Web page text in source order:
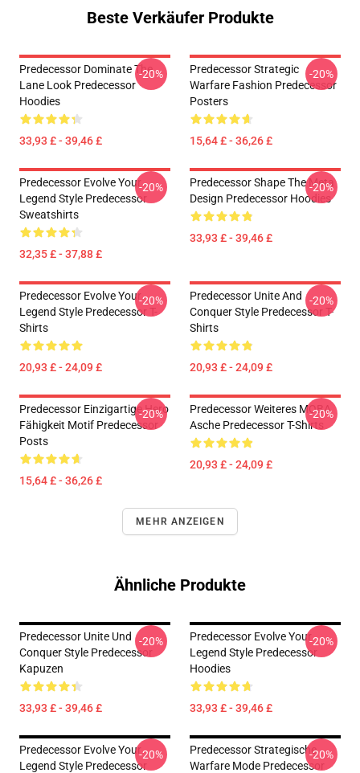
Beste Verkäufer Produkte
Predecessor Dominate The
Lane Look Predecessor
Hoodies
33,93 £ - 39,46 £
-20%
Predecessor Strategic
Warfare Fashion Predecessor
Posters
15,64 £ - 36,26 £
-20%
Predecessor Evolve Your
Legend Style Predecessor
Sweatshirts
32,35 £ - 37,88 £
-20%
Predecessor Shape The Meta
Design Predecessor Hoodies
33,93 £ - 39,46 £
-20%
Predecessor Evolve Your
Legend Style Predecessor T-
Shirts
20,93 £ - 24,09 £
-20%
Predecessor Unite And
Conquer Style Predecessor T-
Shirts
20,93 £ - 24,09 £
-20%
Predecessor Einzigartige Hero
Fähigkeit Motif Predecessor
Posts
15,64 £ - 36,26 £
-20%
Predecessor Weiteres MOBA
Asche Predecessor T-Shirts
20,93 £ - 24,09 £
-20%
MEHR ANZEIGEN
Ähnliche Produkte
Predecessor Unite Und
Conquer Style Predecessor
Kapuzen
33,93 £ - 39,46 £
-20%
Predecessor Evolve Your
Legend Style Predecessor
Hoodies
33,93 £ - 39,46 £
-20%
Predecessor Evolve Your
Legend Style Predecessor
-20%
Predecessor Strategische
Warfare Mode Predecessor
-20%